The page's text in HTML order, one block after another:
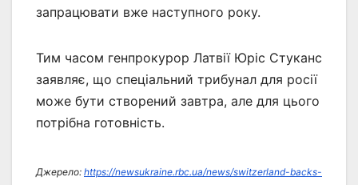
запрацювати вже наступного року.
Тим часом генпрокурор Латвії Юріс Стуканс
заявляє, що спеціальний трибунал для росії
може бути створений завтра, але для цього
потрібна готовність.
Джерело: https://newsukraine.rbc.ua/news/switzerland-backs-